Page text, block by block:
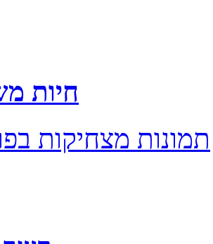
חיות
תמונות מצחיקות